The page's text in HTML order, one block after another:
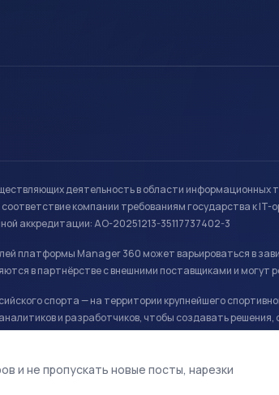
и не пропускать новые посты, нарезки
деятельность в области информационных
компании требованиям государства к IT-
аккредитации: АО-20251213-35117737402-3
платформы Manager 360 может варьироваться в
в партнёрстве с внешними поставщиками и могут
спорта — на территории крупнейшего
и разработчиков, чтобы создавать решения,
арена, ул. Лужники 24с1.